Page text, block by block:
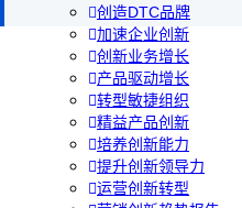
创造DTC品牌
加速企业创新
创新业务增长
产品驱动增长
转型敏捷组织
精益产品创新
培养创新能力
提升创新领导力
运营创新转型